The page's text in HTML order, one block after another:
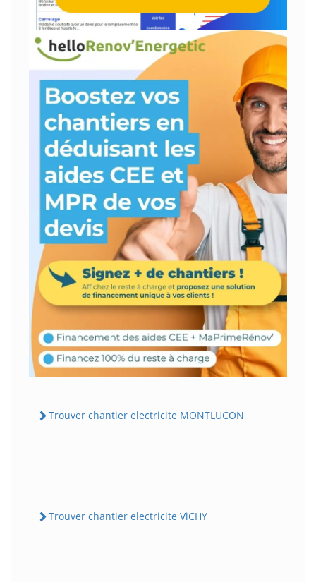
Trouver chantier electricite MONTLUCON
Trouver chantier electricite ViCHY